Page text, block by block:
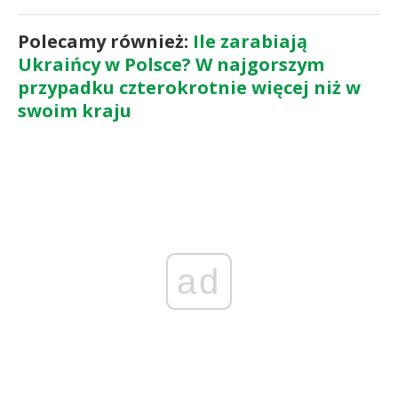
Polecamy również: Ile zarabiają
Ukraińcy w Polsce? W najgorszym
przypadku czterokrotnie więcej niż w
swoim kraju
ad